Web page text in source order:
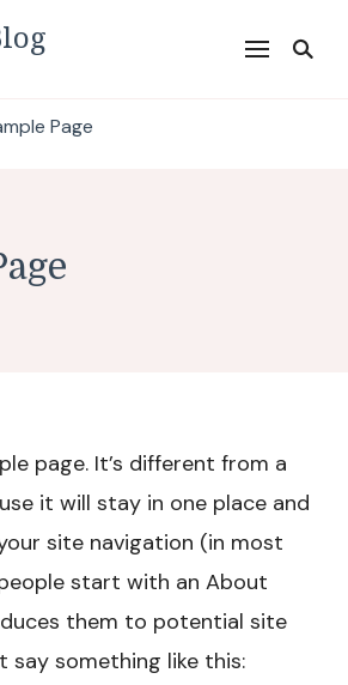
Page
page. It’s different from a
it will stay in one place and
site navigation (in most
start with an About
them to potential site
say something like this: